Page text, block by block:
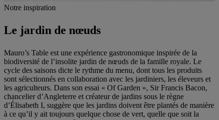
Notre inspiration
Le jardin de nœuds
Mauro’s Table est une expérience gastronomique inspirée de la
biodiversité de l’insolite jardin de nœuds de la famille royale. Le
cycle des saisons dicte le rythme du menu, dont tous les produits
sont sélectionnés en collaboration avec les jardiniers, les éleveurs et
les agriculteurs. Dans son essai « Of Garden », Sir Francis Bacon,
chancelier d’Angleterre et créateur de jardins sous le règne
d’Élisabeth I, suggère que les jardins doivent être plantés de manière
à ce qu’il y ait toujours quelque chose de vert, quelle que soit la